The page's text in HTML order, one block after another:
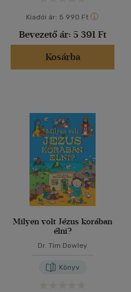
Kiadói ár: 5 990 Ft
Bevezető ár: 5 391 Ft
Kosárba
Milyen volt Jézus korában
élni?
Dr. Tim Dowley
Könyv